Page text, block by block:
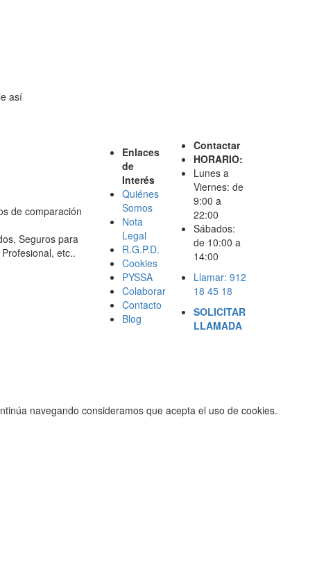
así
de comparación
Seguros para
etc..
Enlaces
de
Interés
Quiénes
Somos
Nota
Legal
R.G.P.D.
Cookies
PYSSA
Colaborar
Contacto
Blog
Contactar
HORARIO:
Lunes a
Viernes: de
9:00 a
22:00
Sábados:
de 10:00 a
14:00
Llamar: 912
18 45 18
SOLICITAR
LLAMADA
navegando consideramos que acepta el uso de cookies.